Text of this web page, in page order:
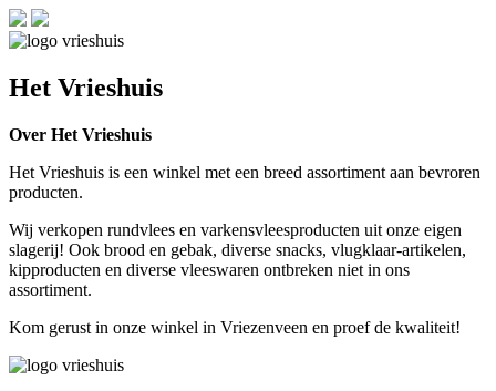
Het Vrieshuis
Over Het Vrieshuis
Het Vrieshuis is een winkel met een breed assortiment aan bevroren
producten.
Wij verkopen rundvlees en varkensvleesproducten uit onze eigen
slagerij! Ook brood en gebak, diverse snacks, vlugklaar-artikelen,
kipproducten en diverse vleeswaren ontbreken niet in ons
assortiment.
Kom gerust in onze winkel in Vriezenveen en proef de kwaliteit!